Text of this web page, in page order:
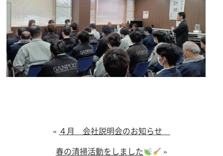
« ４月 会社説明会のお知らせ
春の清掃活動をしました
»